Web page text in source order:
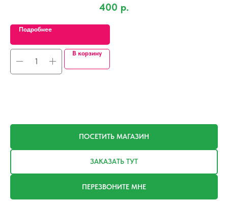
400 р.
Подробнее
В корзину
ПОСЕТИТЬ МАГАЗИН
ЗАКАЗАТЬ ТУТ
ПЕРЕЗВОНИТЕ МНЕ